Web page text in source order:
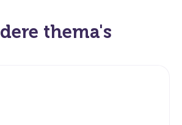
thema's